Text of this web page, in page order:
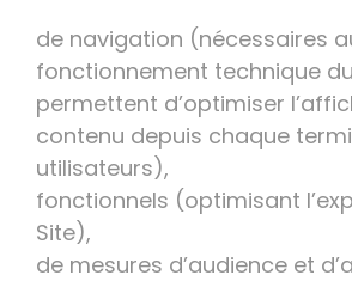
de navigation (nécessaires
fonctionnement technique
permettent d’optimiser
contenu depuis chaque
utilisateurs),
fonctionnels (optimisant
Site),
de mesures d’audience et